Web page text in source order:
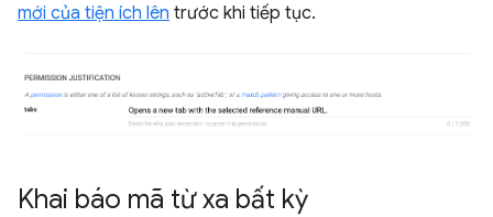
mới của tiện ích lên trước khi tiếp tục.
Khai báo mã từ xa bất kỳ